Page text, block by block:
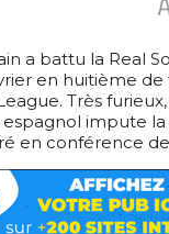
a battu la Real
en huitième de
Très
impute
en conférence